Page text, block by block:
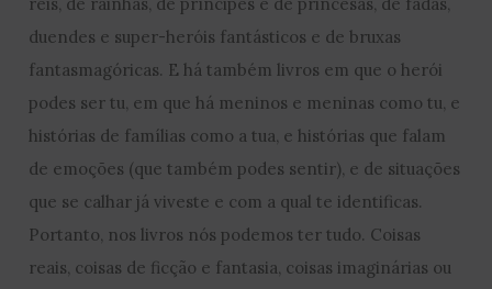
duendes e super-heróis fantásticos e de bruxas
fantasmagóricas. E há também livros em que o herói
podes ser tu, em que há meninos e meninas como tu, e
histórias de famílias como a tua, e histórias que falam
de emoções (que também podes sentir), e de situações
que se calhar já viveste e com a qual te identificas.
Portanto, nos livros nós podemos ter tudo. Coisas
reais, coisas de ficção e fantasia, coisas imaginárias ou